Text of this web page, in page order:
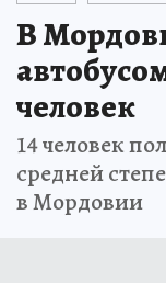
В
человек
14 человек
средней
в Мордовии